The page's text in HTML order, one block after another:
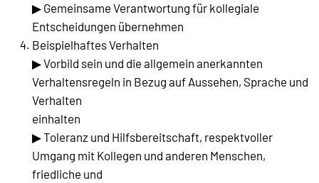
▶ Gemeinsame Verantwortung für kollegiale
Entscheidungen übernehmen
Beispielhaftes Verhalten
▶ Vorbild sein und die allgemein anerkannten
Verhaltensregeln in Bezug auf Aussehen, Sprache und
Verhalten
einhalten
▶ Toleranz und Hilfsbereitschaft, respektvoller
Umgang mit Kollegen und anderen Menschen,
friedliche und